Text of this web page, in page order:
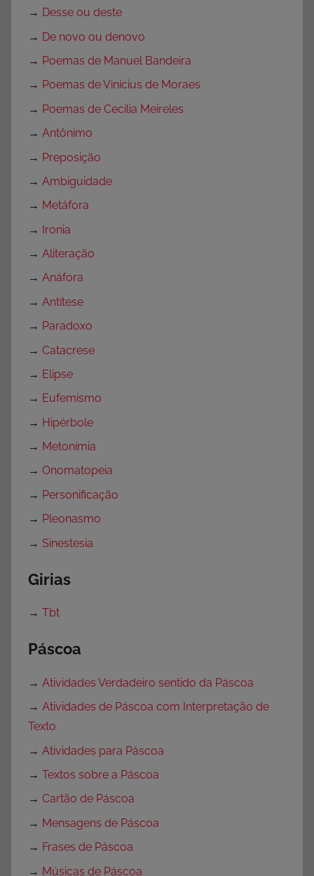
→ Desse ou deste
→ De novo ou denovo
→ Poemas de Manuel Bandeira
→ Poemas de Vinícius de Moraes
→ Poemas de Cecília Meireles
→ Antônimo
→ Preposição
→ Ambiguidade
→ Metáfora
→ Ironia
→ Aliteração
→ Anáfora
→ Antítese
→ Paradoxo
→ Catacrese
→ Elipse
→ Eufemismo
→ Hipérbole
→ Metonímia
→ Onomatopeia
→ Personificação
→ Pleonasmo
→ Sinestesia
Girias
→ Tbt
Páscoa
→ Atividades Verdadeiro sentido da Páscoa
→ Atividades de Páscoa com Interpretação de
Texto
→ Atividades para Páscoa
→ Textos sobre a Páscoa
→ Cartão de Páscoa
→ Mensagens de Páscoa
→ Frases de Páscoa
→ Músicas de Páscoa